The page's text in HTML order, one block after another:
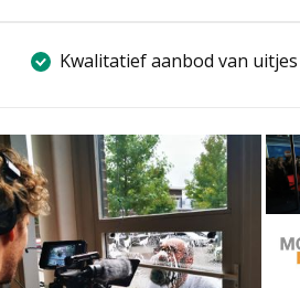
Kwalitatief aanbod van uitjes